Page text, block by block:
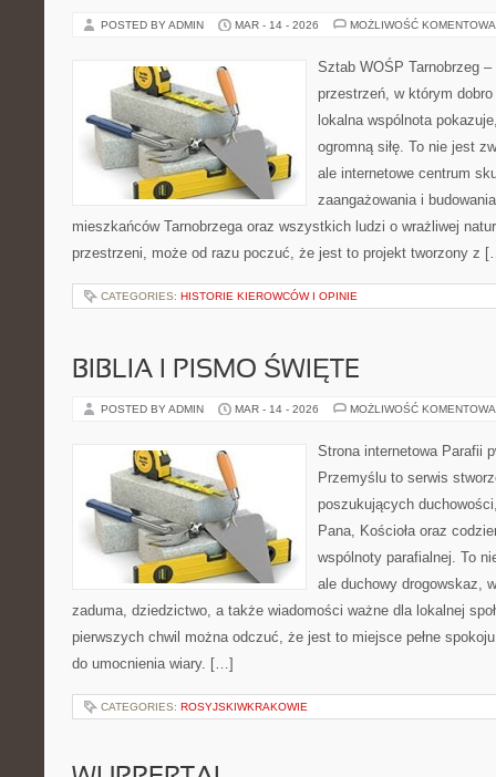
POSTED BY ADMIN MAR - 14 - 2026 MOŻLIWOŚĆ
Sztab WOŚP Tarnobrzeg
przestrzeń, w którym
lokalna wspólnota
ogromną siłę. To nie jest
ale internetowe centrum
zaangażowania i
mieszkańców Tarnobrzega oraz wszystkich ludzi o wrażliwej
przestrzeni, może od razu poczuć, że jest to projekt tworzony z
CATEGORIES: HISTORIE KIEROWCÓW I OPINIE
BIBLIA I PISMO ŚWIĘTE
POSTED BY ADMIN MAR - 14 - 2026 MOŻLIWOŚĆ
Strona internetowa Parafii
Przemyślu to serwis
poszukujących
Pana, Kościoła oraz
wspólnoty parafialnej. To
ale duchowy drogowskaz,
zaduma, dziedzictwo, a także wiadomości ważne dla lokalnej
pierwszych chwil można odczuć, że jest to miejsce pełne
do umocnienia wiary. […]
CATEGORIES: ROSYJSKIWKRAKOWIE